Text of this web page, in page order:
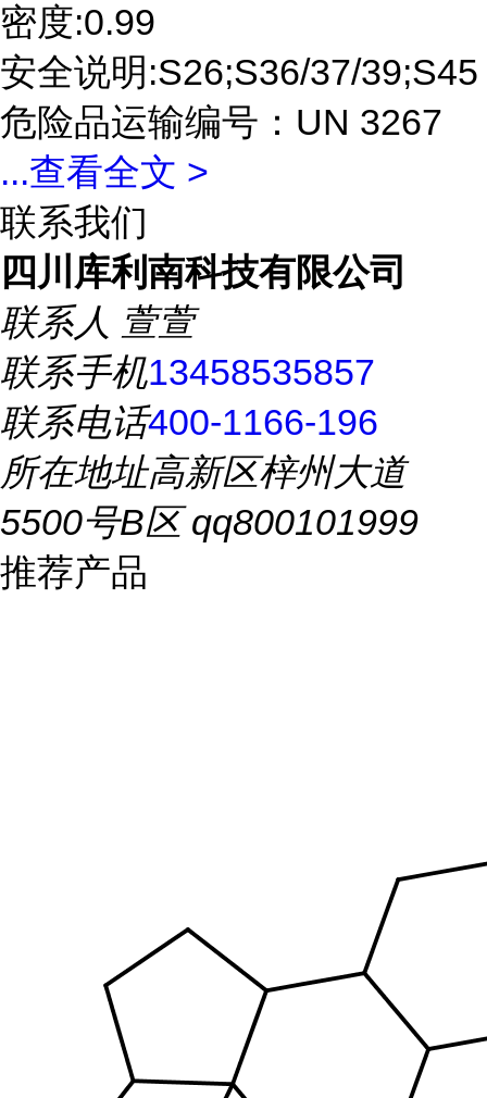
密度:0.99
安全说明:S26;S36/37/39;S45
危险品运输编号：UN 3267
...查看全文 >
联系我们
四川库利南科技有限公司
联系人 萱萱
联系手机13458535857
联系电话400-1166-196
所在地址高新区梓州大道
5500号B区 qq800101999
推荐产品